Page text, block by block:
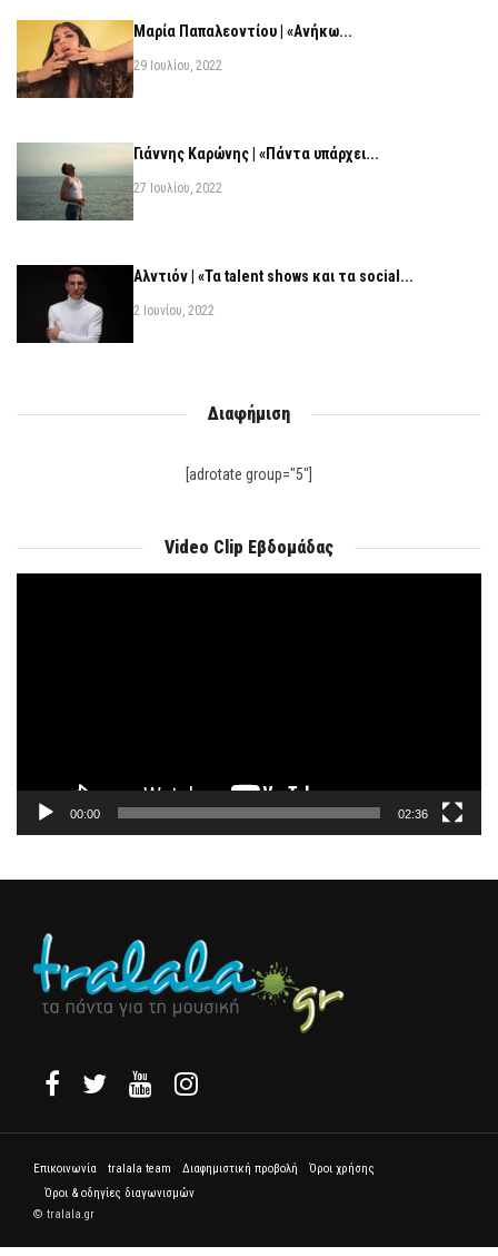
Μαρία Παπαλεοντίου | «Ανήκω...
29 Ιουλίου, 2022
Γιάννης Καρώνης | «Πάντα υπάρχει...
27 Ιουλίου, 2022
Αλντιόν | «Τα talent shows και τα social...
2 Ιουνίου, 2022
Διαφήμιση
[adrotate group="5"]
Video Clip Εβδομάδας
00:00 02:36
Επικοινωνία tralala team Διαφημιστική προβολή
Όροι χρήσης
Όροι & οδηγίες διαγωνισμών
© tralala.gr